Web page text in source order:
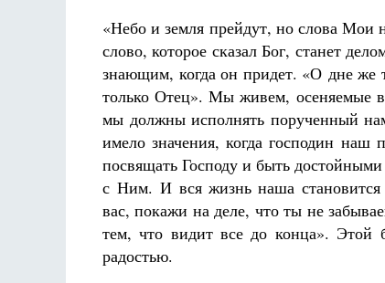
«Небо и земля прейдут, но слова Мои
слово, которое сказал Бог, станет
знающим, когда он придет. «О дне же
только Отец». Мы живем, осеняемые
мы должны исполнять порученный
имело значения, когда господин
посвящать Господу и быть
с Ним. И вся жизнь наша
вас, покажи на деле, что ты не
тем, что видит все до конца». Этой
радостью.
Разлуки не будет
Фредерика де Грааф